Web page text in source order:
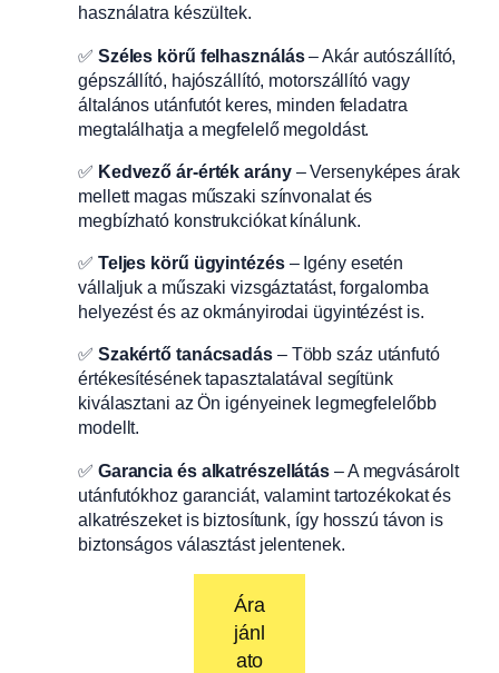
használatra készültek.
✅ Széles körű felhasználás– Akár autószállító,
gépszállító, hajószállító, motorszállító vagy
általános utánfutót keres, minden feladatra
megtalálhatja a megfelelő megoldást.
✅ Kedvező ár-érték arány– Versenyképes árak
mellett magas műszaki színvonalat és
megbízható konstrukciókat kínálunk.
✅ Teljes körű ügyintézés– Igény esetén
vállaljuk a műszaki vizsgáztatást, forgalomba
helyezést és az okmányirodai ügyintézést is.
✅ Szakértő tanácsadás– Több száz utánfutó
értékesítésének tapasztalatával segítünk
kiválasztani az Ön igényeinek legmegfelelőbb
modellt.
✅ Garancia és alkatrészellátás – A megvásárolt
utánfutókhoz garanciát, valamint tartozékokat és
alkatrészeket is biztosítunk, így hosszú távon is
biztonságos választást jelentenek.
Ára
jánl
ato